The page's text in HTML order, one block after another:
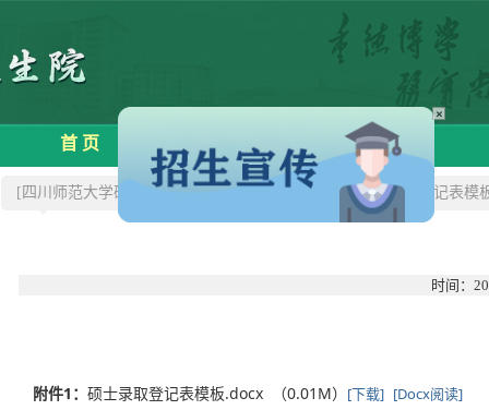
首 页 学院概况 招生信息
[四川师范大学研究生院] >>硕士、博士录取登记表模
时间：
附件1： 硕士录取登记表模板.docx （0.01M） [下载] [Docx阅读]
×